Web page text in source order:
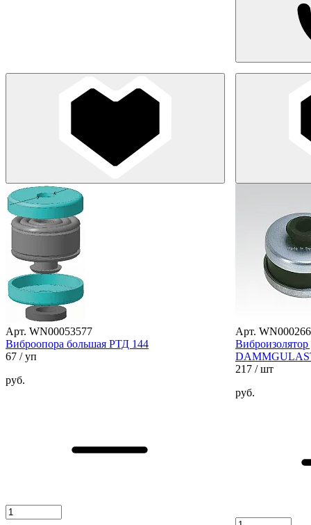
Арт. WN00053577
Виброопора большая РТД 144
67 / уп
руб.
Арт.
217 / шт
руб.